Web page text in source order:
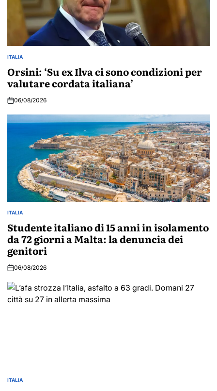
POSTED
ITALIA
Orsini: ‘Su ex Ilva ci sono condizioni per
valutare cordata italiana’
06/08/2026
POSTED
ITALIA
Studente italiano di 15 anni in isolamento
da 72 giorni a Malta: la denuncia dei
genitori
06/08/2026
POSTED
ITALIA